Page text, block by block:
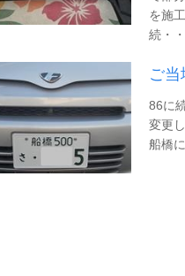
を施
続・
ご
86に
変更
船橋